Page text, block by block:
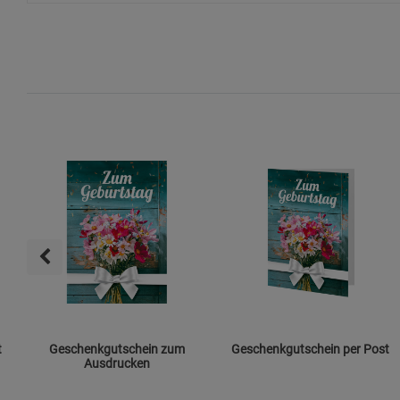
Geschenkgutschein zum
Ausdrucken
Geschenkgutschein per Post